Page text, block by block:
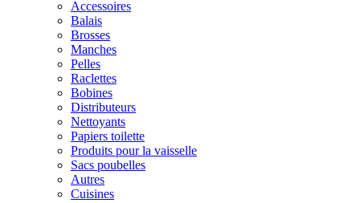
Accessoires
Balais
Brosses
Manches
Pelles
Raclettes
Bobines
Distributeurs
Nettoyants
Papiers toilette
Produits pour la vaisselle
Sacs poubelles
Autres
Cuisines